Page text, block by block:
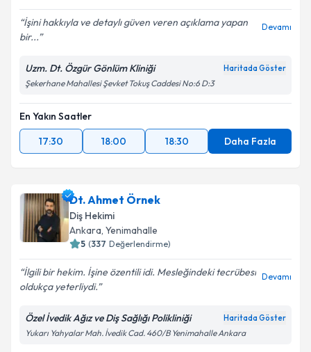
İşini hakkıyla ve detaylı güven veren açıklama yapan
bir...
Devamı
Uzm. Dt. Özgür Gönlüm Kliniği Haritada Göster
Şekerhane Mahallesi Şevket Tokuş Caddesi No:6 D:3
En Yakın Saatler
17:30
18:00 18:30 Daha Fazla
Dt. Ahmet Örnek
Diş Hekimi
Ankara, Yenimahalle
5 (337 Değerlendirme)
İlgili bir hekim. İşine özentili idi. Mesleğindeki tecrübesi
oldukça yeterliydi.
Devamı
Özel İvedik Ağız ve Diş Sağlığı Polikliniği Haritada Göster
Yukarı Yahyalar Mah. İvedik Cad. 460/B Yenimahalle Ankara